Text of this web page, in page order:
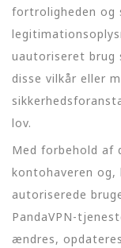
fortroligheden og
uautoriseret brug
disse vilkår eller
lov.
Med forbehold af
kontohaveren og,
autoriserede
PandaVPN-
ændres,